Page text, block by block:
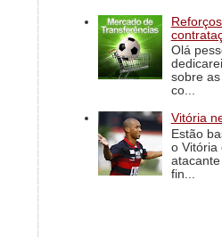
Olá
sobre
co...
Vitória
Estão
o Vitória
fin...